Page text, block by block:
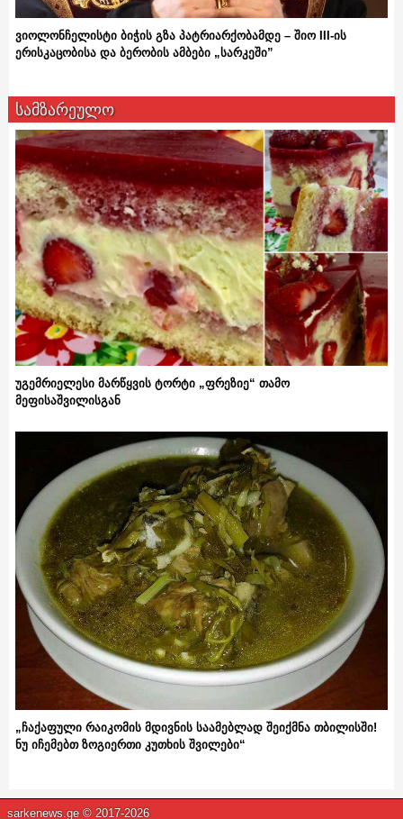
ვიოლონჩელისტი ბიჭის გზა პატრიარქობამდე – შიო III-ის
ერისკაცობისა და ბერობის ამბები „სარკეში”
სამზარეულო
უგემრიელესი მარწყვის ტორტი „ფრეზიე“ თამო
მეფისაშვილისგან
„ჩაქაფული რაიკომის მდივნის საამებლად შეიქმნა თბილისში!
ნუ იჩემებთ ზოგიერთი კუთხის შვილები“
sarkenews.ge © 2017-2026